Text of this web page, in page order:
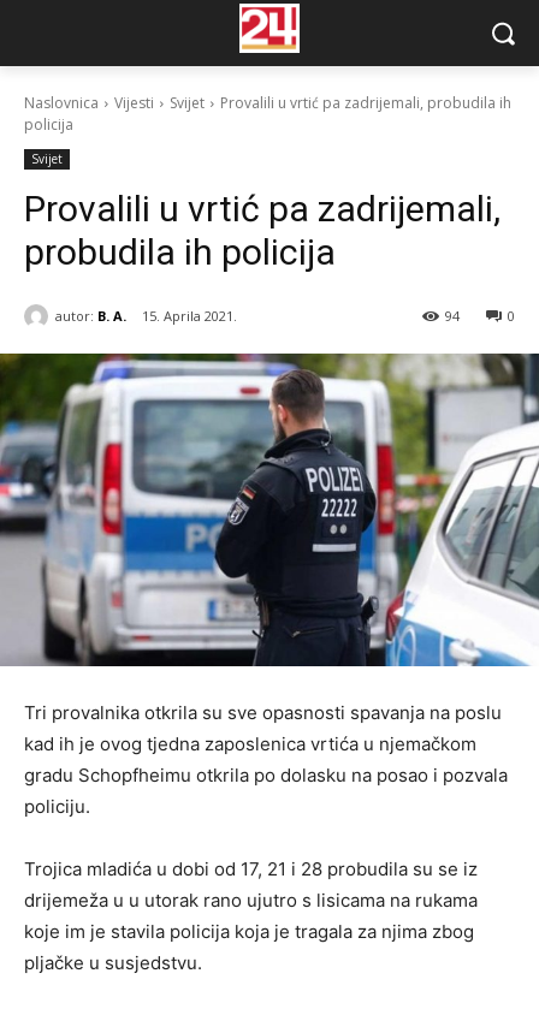
Naslovnica Vijesti Svijet
Provalili u vrtić pa zadrijemali, probudila ih
policija
Svijet
Provalili u vrtić pa zadrijemali,
probudila ih policija
autor: B. A. 15. Aprila 2021. 0
94
Tri provalnika otkrila su sve opasnosti spavanja na poslu
kad ih je ovog tjedna zaposlenica vrtića u njemačkom
gradu Schopfheimu otkrila po dolasku na posao i pozvala
policiju.
Trojica mladića u dobi od 17, 21 i 28 probudila su se iz
drijemeža u u utorak rano ujutro s lisicama na rukama
koje im je stavila policija koja je tragala za njima zbog
pljačke u susjedstvu.